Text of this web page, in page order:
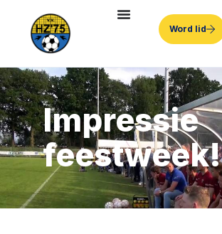
Word lid
Impressie
feestweek!